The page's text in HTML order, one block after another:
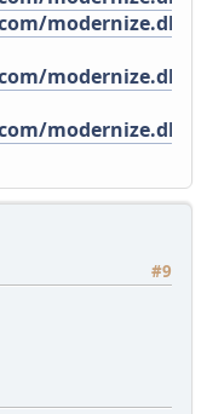
#9